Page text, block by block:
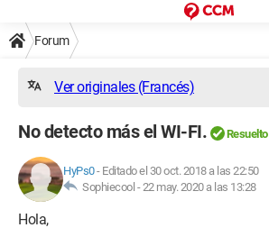
Forum
Ver originales (Francés)
No detecto más el WI-FI. Resuelto
HyPs0- Editado el 30 oct. 2018 a las 22:50
Sophiecool -22 may. 2020 a las 13:28
Hola,